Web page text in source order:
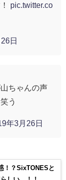
pic.twitter.co
日
ちゃんの声
う
年3月26日
！？SixTONESと